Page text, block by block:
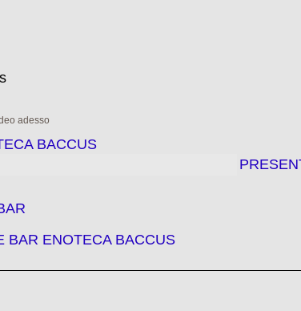
adesso
BACCUS
BAR ENOTECA BACCUS